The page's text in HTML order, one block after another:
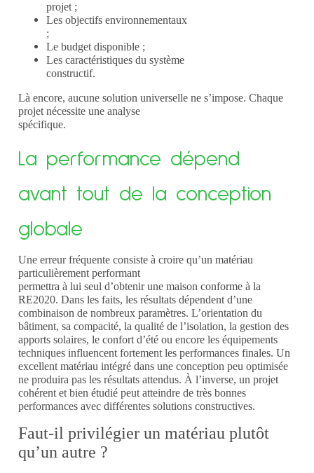
projet ;
Les objectifs environnementaux
;
Le budget disponible ;
Les caractéristiques du système
constructif.
Là encore, aucune solution universelle ne s’impose. Chaque
projet nécessite une analyse
spécifique.
La performance dépend
avant tout de la conception
globale
Une erreur fréquente consiste à croire qu’un matériau
particulièrement performant
permettra à lui seul d’obtenir une maison conforme à la
RE2020. Dans les faits, les résultats dépendent d’une
combinaison de nombreux paramètres. L’orientation du
bâtiment, sa compacité, la qualité de l’isolation, la gestion des
apports solaires, le confort d’été ou encore les équipements
techniques influencent fortement les performances finales. Un
excellent matériau intégré dans une conception peu optimisée
ne produira pas les résultats attendus. À l’inverse, un projet
cohérent et bien étudié peut atteindre de très bonnes
performances avec différentes solutions constructives.
Faut-il privilégier un matériau plutôt
qu’un autre ?